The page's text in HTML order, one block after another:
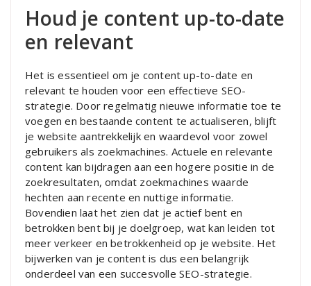
Houd je content up-to-date
en relevant
Het is essentieel om je content up-to-date en
relevant te houden voor een effectieve SEO-
strategie. Door regelmatig nieuwe informatie toe te
voegen en bestaande content te actualiseren, blijft
je website aantrekkelijk en waardevol voor zowel
gebruikers als zoekmachines. Actuele en relevante
content kan bijdragen aan een hogere positie in de
zoekresultaten, omdat zoekmachines waarde
hechten aan recente en nuttige informatie.
Bovendien laat het zien dat je actief bent en
betrokken bent bij je doelgroep, wat kan leiden tot
meer verkeer en betrokkenheid op je website. Het
bijwerken van je content is dus een belangrijk
onderdeel van een succesvolle SEO-strategie.